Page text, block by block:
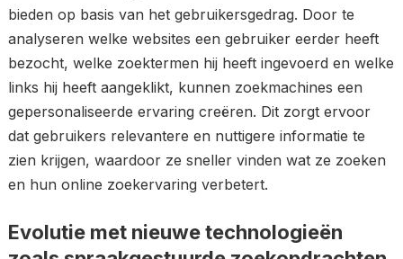
bieden op basis van het gebruikersgedrag. Door te
analyseren welke websites een gebruiker eerder heeft
bezocht, welke zoektermen hij heeft ingevoerd en welke
links hij heeft aangeklikt, kunnen zoekmachines een
gepersonaliseerde ervaring creëren. Dit zorgt ervoor
dat gebruikers relevantere en nuttigere informatie te
zien krijgen, waardoor ze sneller vinden wat ze zoeken
en hun online zoekervaring verbetert.
Evolutie met nieuwe technologieën